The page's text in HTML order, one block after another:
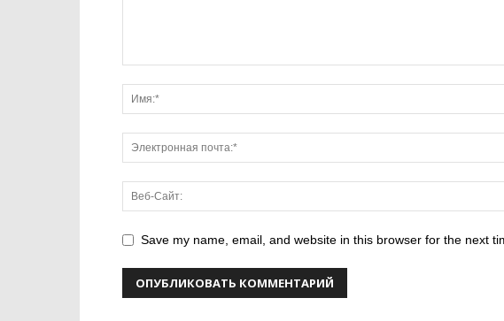
Save my name, email, and website in this browser for the next